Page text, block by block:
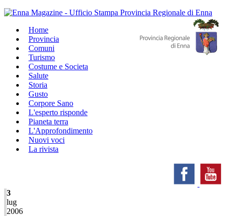
Home
Provincia
Comuni
Turismo
Costume e Societa
Salute
Storia
Gusto
Corpore Sano
L'esperto risponde
Pianeta terra
L'Approfondimento
Nuovi voci
La rivista
3
lug
2006